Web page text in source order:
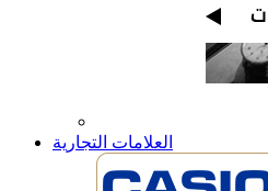
العلامات التجارية